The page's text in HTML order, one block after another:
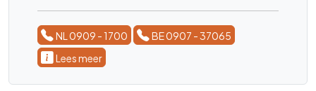
NL 0909 - 1700
BE 0907 - 37065
Lees meer